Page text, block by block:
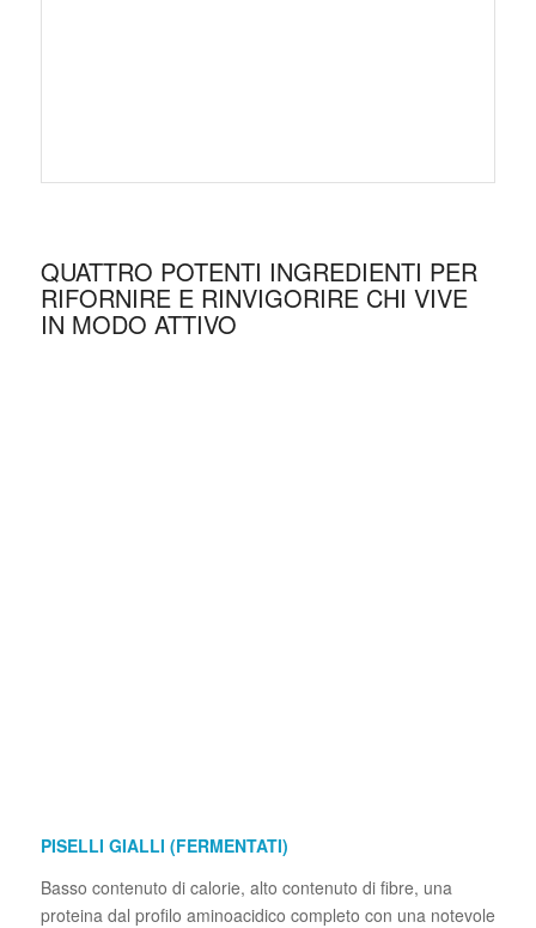
QUATTRO POTENTI INGREDIENTI PER
RIFORNIRE E RINVIGORIRE CHI VIVE
IN MODO ATTIVO
PISELLI GIALLI (FERMENTATI)
Basso contenuto di calorie, alto contenuto di fibre, una
proteina dal profilo aminoacidico completo con una notevole